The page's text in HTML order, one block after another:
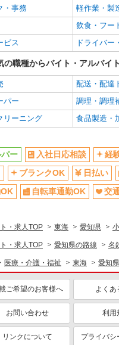
・事務
軽作業・製
飲食・フー
ビス
ドライバー
の職種からバイト・アルバイ
配送・配達
パー
調理・調理
リーニング
食品製造・
ー 入社日応相談
経
ブランクOK 日払い
自転車通勤OK
交
・求人TOP 東海 愛知県
・求人TOP 愛知県の路線 名
医療・介護・福祉 東海 愛知県
ご希望のお客様へ よくあ
お問い合わせ 利用
リンクについて プライバシ